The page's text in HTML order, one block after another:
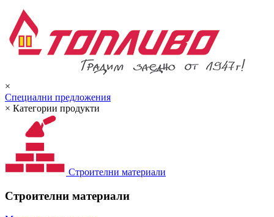
×
Специални предложения
× Категории продукти
Строителни материали
Строителни материали